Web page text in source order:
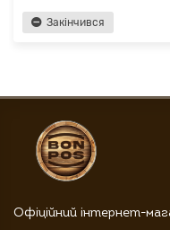
Закінчився
Офіційний інтернет-